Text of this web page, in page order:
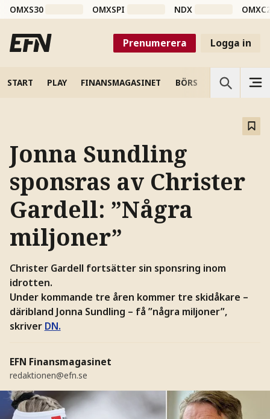
OMXS30 OMXSPI NDX
Prenumerera Logga in
START PLAY FINANSMAGASINET BÖRS VETENSKAP
Jonna Sundling
sponsras av Christer
Gardell: ”Några
miljoner”
Christer Gardell fortsätter sin sponsring inom
idrotten.
Under kommande tre åren kommer tre skidåkare –
däribland Jonna Sundling – få ”några miljoner”,
skriver DN.
EFN Finansmagasinet
redaktionen@efn.se